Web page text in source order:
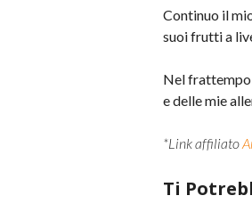
Continuo il
suoi frutti a
Nel frattempo
e delle mie
*Link affiliato
Ti